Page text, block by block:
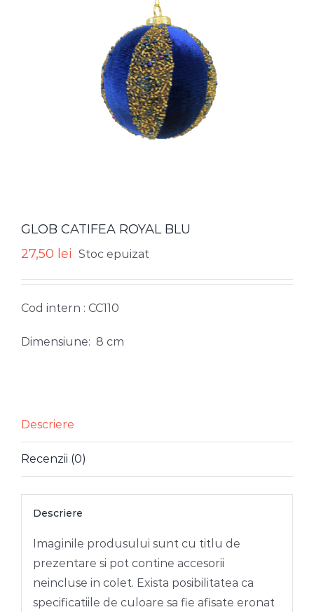
GLOB CATIFEA ROYAL BLU
27,50 lei Stoc epuizat
Cod intern : CC110
Dimensiune: 8 cm
Descriere
Recenzii (0)
Descriere
Imaginile produsului sunt cu titlu de
prezentare si pot contine accesorii
neincluse in colet. Exista posibilitatea ca
specificatiile de culoare sa fie afisate eronat